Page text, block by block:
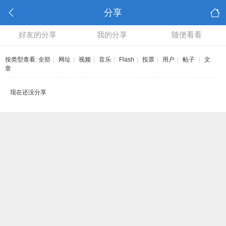
分享
好友的分享 我的分享 随便看看
按类型查看: 全部 网址 视频 音乐 Flash 投票 用户 帖子
文
章
现在还没分享